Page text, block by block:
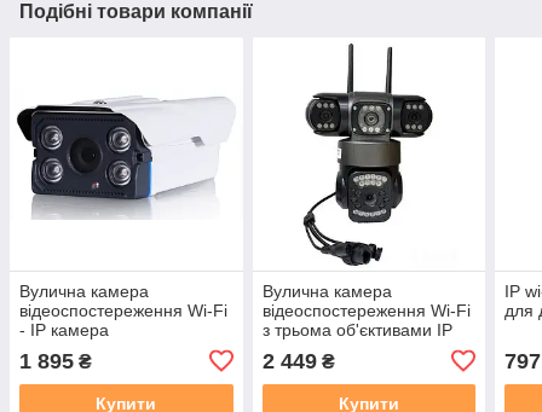
Подібні товари компанії
Вулична камера
відеоспостереження Wi-Fi
- IP камера
1 895 ₴
Купити
Вулична камера
відеоспостереження Wi-Fi
з трьома об'єктивами IP
2 449₴
Купити
IP
для
797